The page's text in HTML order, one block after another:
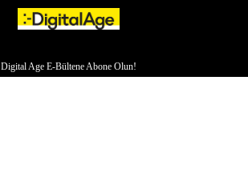
Digital Age E-Bültene Abone Olun!